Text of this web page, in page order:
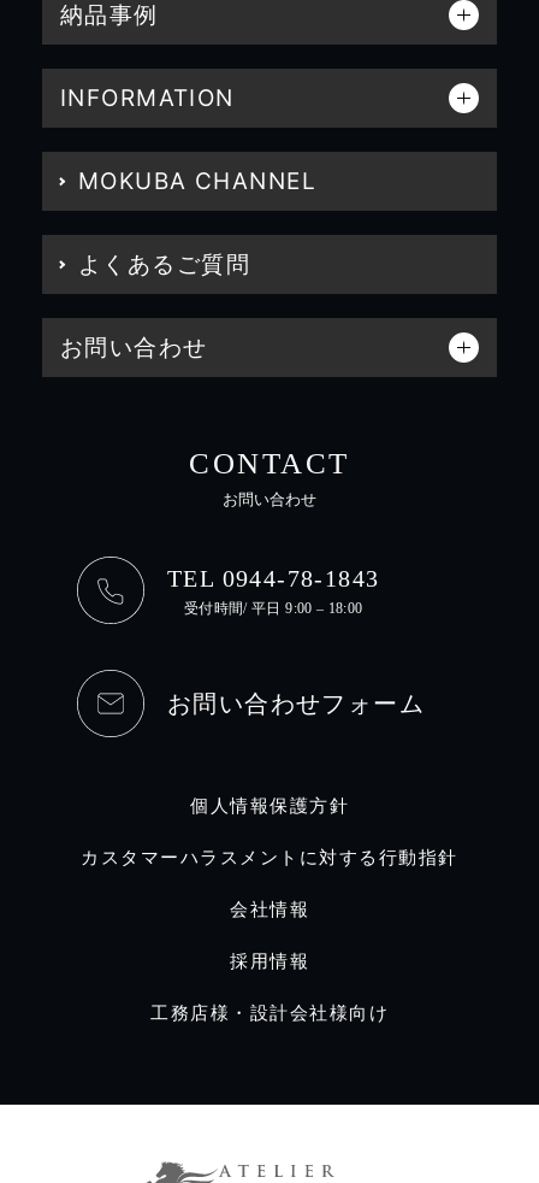
納品事例
INFORMATION
MOKUBA CHANNEL
よくあるご質問
お問い合わせ
CONTACT
お問い合わせ
TEL 0944-78-1843
受付時間/ 平日 9:00 – 18:00
お問い合わせフォーム
個人情報保護方針
カスタマーハラスメントに対する行動指針
会社情報
採用情報
工務店様・設計会社様向け